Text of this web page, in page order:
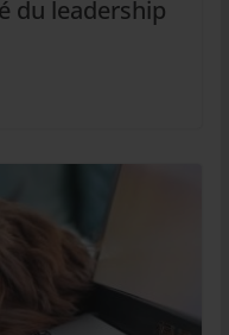
du leadership